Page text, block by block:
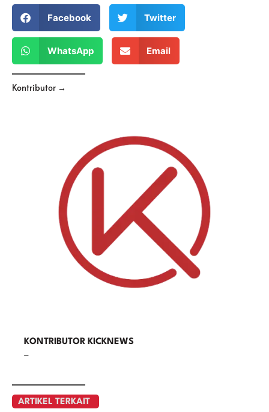
Facebook Twitter
WhatsApp Email
Kontributor →
KONTRIBUTOR KICKNEWS
–
ARTIKEL TERKAIT